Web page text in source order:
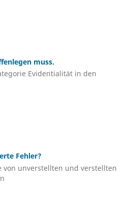
muss.
Evidentialität in den
Fehler?
von unverstellten und verstellten